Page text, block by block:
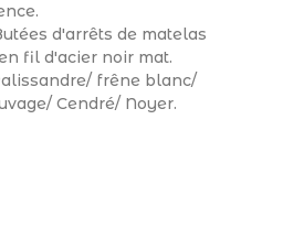
d'arrêts de matelas
fil d'acier noir mat.
frêne blanc/
Cendré/ Noyer.